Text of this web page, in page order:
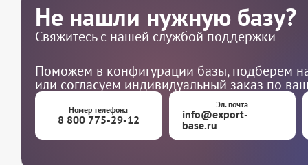
Не нашли нужную базу?
Свяжитесь с нашей службой поддержки
Поможем в конфигурации базы, подберем
или согласуем индивидуальный заказ по
Номер телефона
8 800 775-29-12
Эл. почта
info@export-
base.ru